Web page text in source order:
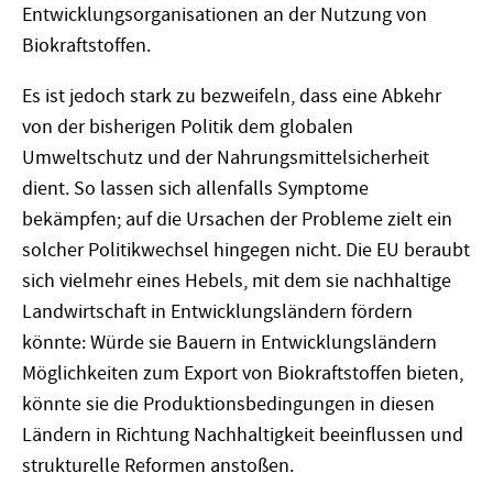
Entwicklungsorganisationen an der Nutzung von
Biokraftstoffen.
Es ist jedoch stark zu bezweifeln, dass eine Abkehr
von der bisherigen Politik dem globalen
Umweltschutz und der Nahrungsmittelsicherheit
dient. So lassen sich allenfalls Symptome
bekämpfen; auf die Ursachen der Probleme zielt ein
solcher Politikwechsel hingegen nicht. Die EU beraubt
sich vielmehr eines Hebels, mit dem sie nachhaltige
Landwirtschaft in Entwicklungsländern fördern
könnte: Würde sie Bauern in Entwicklungsländern
Möglichkeiten zum Export von Biokraftstoffen bieten,
könnte sie die Produktionsbedingungen in diesen
Ländern in Richtung Nachhaltigkeit beeinflussen und
strukturelle Reformen anstoßen.